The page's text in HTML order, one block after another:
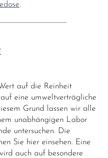
.
auf die Reinheit
auf eine umweltverträgliche
Grund lassen wir alle
unabhängigen Labor
untersuchen. Die
Sie hier einsehen. Eine
auch auf besondere